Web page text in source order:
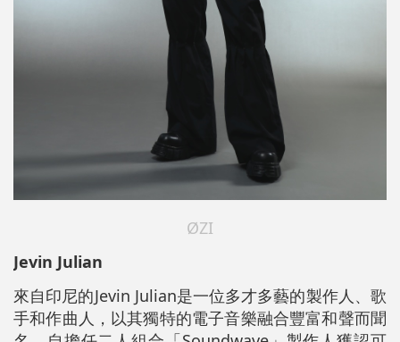
ØZI
Jevin Julian
來自印尼的Jevin Julian是一位多才多藝的製作人、歌
手和作曲人，以其獨特的電子音樂融合豐富和聲而聞